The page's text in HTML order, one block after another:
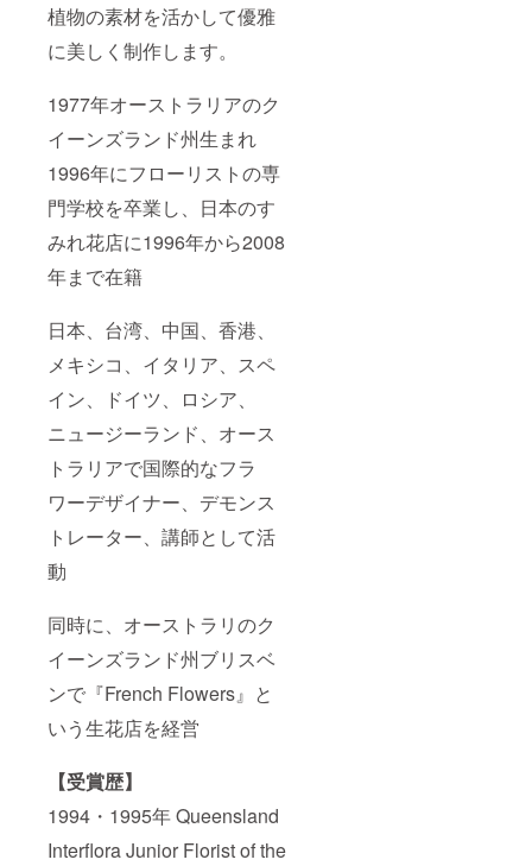
植物の素材を活かして優雅
に美しく制作します。
1977年オーストラリアのク
イーンズランド州生まれ
1996年にフローリストの専
門学校を卒業し、日本のす
みれ花店に1996年から2008
年まで在籍
日本、台湾、中国、香港、
メキシコ、イタリア、スペ
イン、ドイツ、ロシア、
ニュージーランド、オース
トラリアで国際的なフラ
ワーデザイナー、デモンス
トレーター、講師として活
動
同時に、オーストラリのク
イーンズランド州ブリスベ
ンで『French Flowers』と
いう生花店を経営
【受賞歴】
1994・1995年 Queensland
Interflora Junior Florist of the